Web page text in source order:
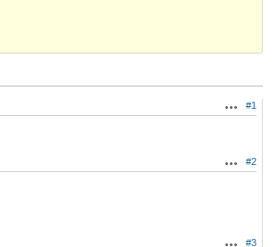
Actions
#1
Actions
#2
Actions
#3